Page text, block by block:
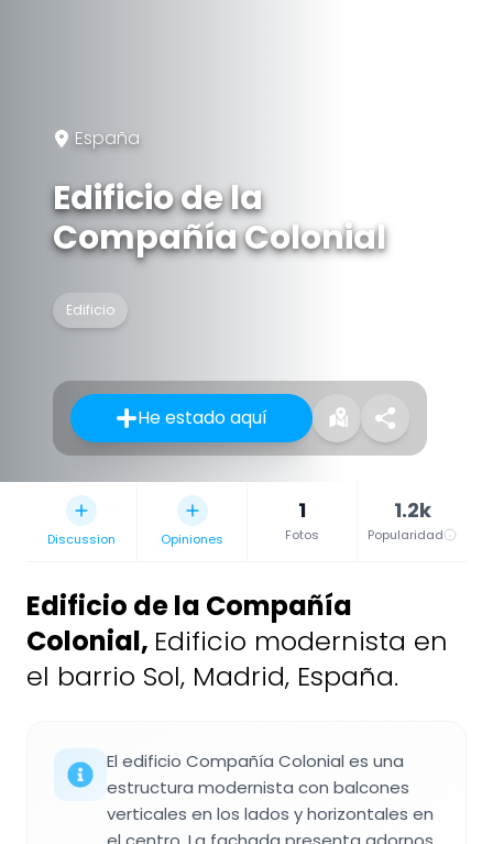
España
Edificio de la
Compañía Colonial
Edificio
He estado aquí
Discussion Opiniones
1
Fotos
1.2k
Popularidad
Edificio de la Compañía
Colonial, Edificio modernista en
el barrio Sol, Madrid, España.
El edificio Compañía Colonial es una
estructura modernista con balcones
verticales en los lados y horizontales en